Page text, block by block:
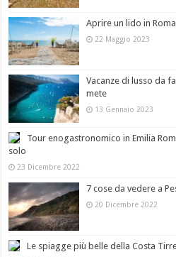
Aprire un lido in
22 Maggio 2023
Vacanze di lusso da
mete
13 Gennaio 2023
Tour enogastronomico in Emilia
solo
23 Dicembre 2022
7 cose da vedere a
20 Dicembre 2022
Le spiagge più belle della Costa